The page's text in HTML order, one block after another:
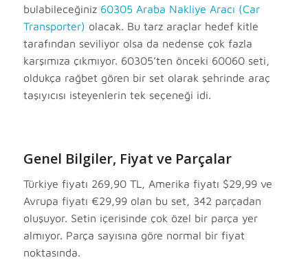
bulabileceğiniz 60305 Araba Nakliye Aracı (Car
Transporter) olacak. Bu tarz araçlar hedef kitle
tarafından seviliyor olsa da nedense çok fazla
karşımıza çıkmıyor. 60305’ten önceki 60060 seti,
oldukça rağbet gören bir set olarak şehrinde araç
taşıyıcısı isteyenlerin tek seçeneği idi.
Genel Bilgiler, Fiyat ve Parçalar
Türkiye fiyatı 269,90 TL, Amerika fiyatı $29,99 ve
Avrupa fiyatı €29,99 olan bu set, 342 parçadan
oluşuyor. Setin içerisinde çok özel bir parça yer
almıyor. Parça sayısına göre normal bir fiyat
noktasında.